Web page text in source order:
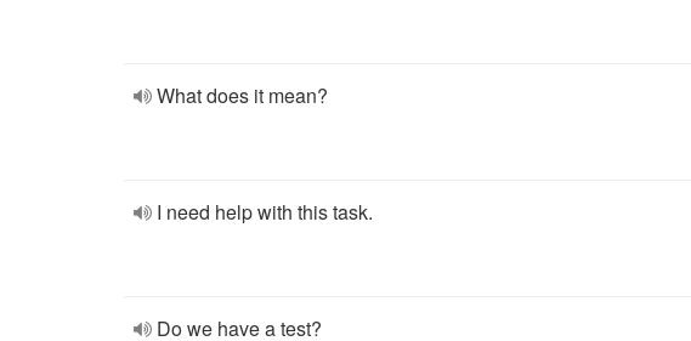
What does it mean?
I need help with this task.
Do we have a test?